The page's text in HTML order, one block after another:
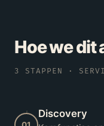
Hoe we dit
3 STAPPEN ·
Discovery